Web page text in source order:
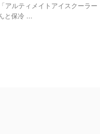
アルティメイトアイスクーラー
と保冷 ...